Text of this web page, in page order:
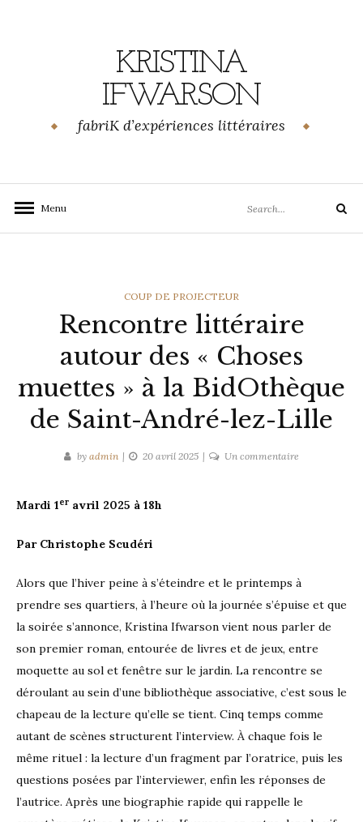
KRISTINA
IFWARSON
fabriK d’expériences littéraires
Menu
for:
Search
CATEGORIES
COUP DE PROJECTEUR
Rencontre littéraire
autour des « Choses
muettes » à la BidOthèque
de Saint-André-lez-Lille
by admin 20 avril 2025 Un commentaire
à
la
BidOthèque
André-
lez-
Lille
Mardi 1er avril 2025 à 18h
Par Christophe Scudéri
Alors que l’hiver peine à s’éteindre et le printemps à
prendre ses quartiers, à l’heure où la journée s’épuise et que
la soirée s’annonce, Kristina Ifwarson vient nous parler de
son premier roman, entourée de livres et de jeux, entre
moquette au sol et fenêtre sur le jardin. La rencontre se
déroulant au sein d’une bibliothèque associative, c’est sous le
chapeau de la lecture qu’elle se tient. Cinq temps comme
autant de scènes structurent l’interview. À chaque fois le
même rituel : la lecture d’un fragment par l’oratrice, puis les
questions posées par l’interviewer, enfin les réponses de
l’autrice. Après une biographie rapide qui rappelle le